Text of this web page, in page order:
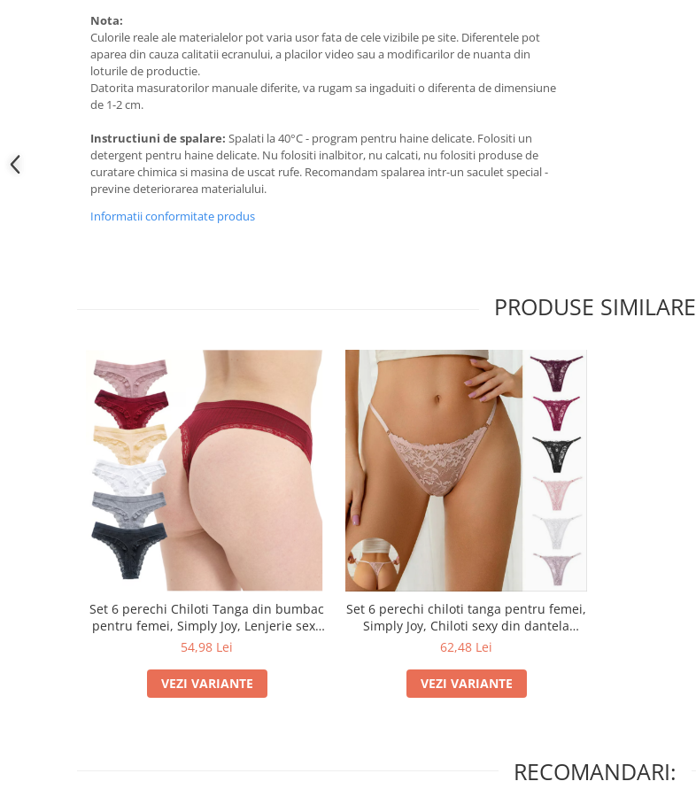
Nota:
Culorile reale ale materialelor pot varia usor fata de cele vizibile pe site. Diferentele pot
aparea din cauza calitatii ecranului, a placilor video sau a modificarilor de nuanta din
loturile de productie.
Datorita masuratorilor manuale diferite, va rugam sa ingaduiti o diferenta de dimensiune
de 1-2 cm.
Instructiuni de spalare: Spalati la 40°C - program pentru haine delicate. Folositi un
detergent pentru haine delicate. Nu folositi inalbitor, nu calcati, nu folositi produse de
curatare chimica si masina de uscat rufe. Recomandam spalarea intr-un saculet special -
previne deteriorarea materialului.
Informatii conformitate produs
PRODUSE SIMILARE
Set 6 perechi Chiloti Tanga din bumbac
pentru femei, Simply Joy, Lenjerie sexy
din dantela elastica si respirabila, Talie
54,98 Lei
VEZI VARIANTE
Set 6 perechi chiloti tanga pentru femei,
Simply Joy, Chiloti sexy din dantela
florala transparenta pentru dama,
62,48 Lei
VEZI VARIANTE
RECOMANDARI: